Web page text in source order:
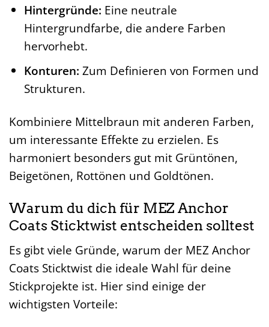
Hintergründe: Eine neutrale
Hintergrundfarbe, die andere Farben
hervorhebt.
Konturen: Zum Definieren von Formen und
Strukturen.
Kombiniere Mittelbraun mit anderen Farben,
um interessante Effekte zu erzielen. Es
harmoniert besonders gut mit Grüntönen,
Beigetönen, Rottönen und Goldtönen.
Warum du dich für MEZ Anchor
Coats Sticktwist entscheiden solltest
Es gibt viele Gründe, warum der MEZ Anchor
Coats Sticktwist die ideale Wahl für deine
Stickprojekte ist. Hier sind einige der
wichtigsten Vorteile: